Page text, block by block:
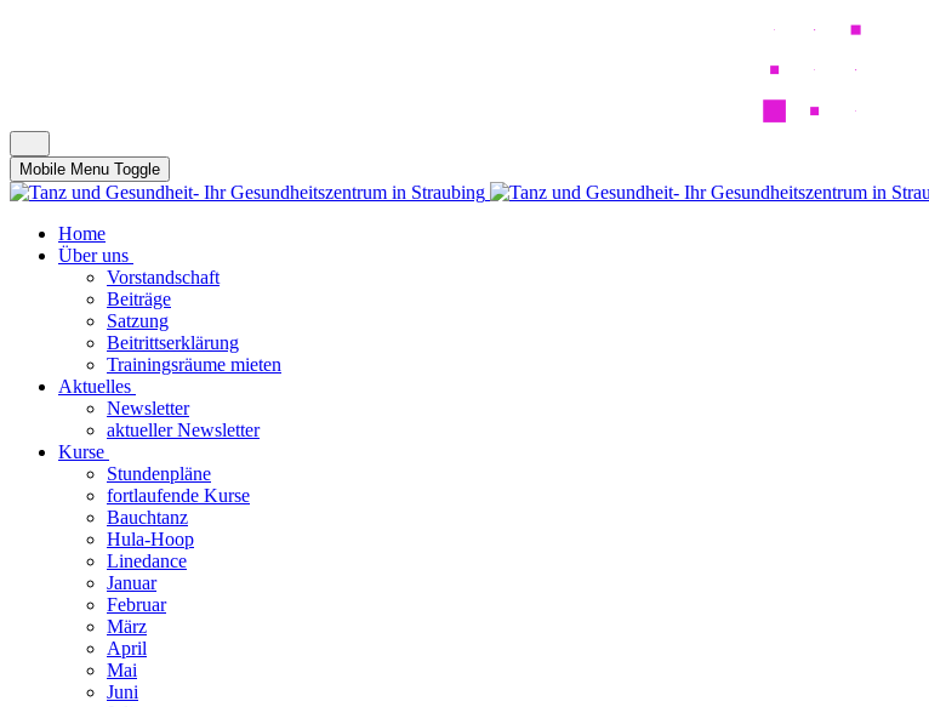
Mobile Menu Toggle
Home
Über uns
Vorstandschaft
Beiträge
Satzung
Beitrittserklärung
Trainingsräume mieten
Aktuelles
Newsletter
aktueller Newsletter
Kurse
Stundenpläne
fortlaufende Kurse
Bauchtanz
Hula-Hoop
Linedance
Januar
Februar
März
April
Mai
Juni